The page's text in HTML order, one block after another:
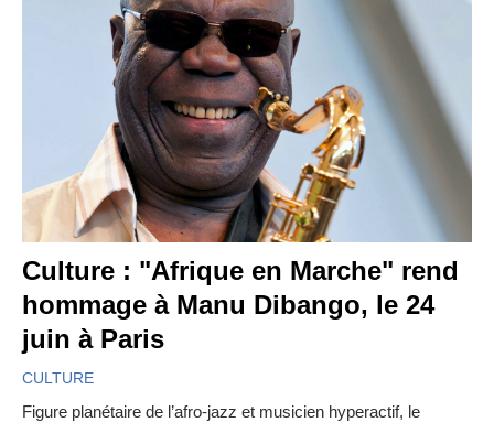
Culture : "Afrique en Marche" rend
hommage à Manu Dibango, le 24
juin à Paris
CULTURE
Figure planétaire de l’afro-jazz et musicien hyperactif, le